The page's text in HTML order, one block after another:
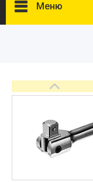
Меню